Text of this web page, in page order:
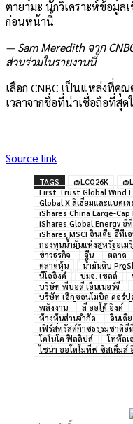
ตายามะ นักวิเคราะห์ข้อมูล
ก่อนหน้านี้
— Sam Meredith จาก
ส่วนร่วมในรายงานนี้
เลือก CNBC เป็นแหล่งที่คุ
เวลาจากชื่อที่น่าเชื่อถือที่สุด
Source link
TAGS @LCO26K
First Trust Global Wind
Global X ลิเธียมและแบตเต
iShares China Large-Cap
iShares Global Energy อี
iShares MSCI อินเดีย อีทีเ
กองทุนน้ำมันแห่งสหรัฐอเม
ข่าวธุรกิจ
จีน ตลาด
ตลาดหุ้น
น้ำมันดิบ
นีโออิงค์
บมจ. เชลล์
บริษัท พีบอดี เอ็นเนอร์จี
บริษัท เอ็กซอนโมบิล คอร์ป
พลังงาน
ลี ออโต้ อิงค์
ห้างหุ้นส่วนจำกัด
อินเดีย
เฟิร์สทรัสต์ก๊าซธรรมชาติอี
โคโนโค ฟิลลิปส์
โททัลเ
ไชน่า ออโตโมทีฟ ซิสเต็มส์